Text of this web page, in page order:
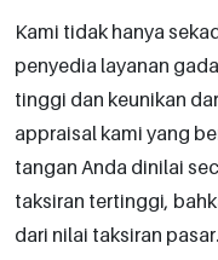
Kami tidak hanya
penyedia layanan
tinggi dan keunikan
appraisal kami yang
tangan Anda dinilai
taksiran tertinggi,
dari nilai taksiran pasar.